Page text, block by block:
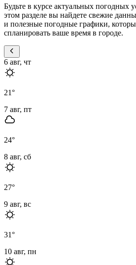
Будьте в курсе актуальных погодных
этом разделе вы найдете свежие
и полезные погодные графики,
спланировать ваше время в городе.
6 авг, чт
21°
7 авг, пт
24°
8 авг, сб
27°
9 авг, вс
31°
10 авг, пн